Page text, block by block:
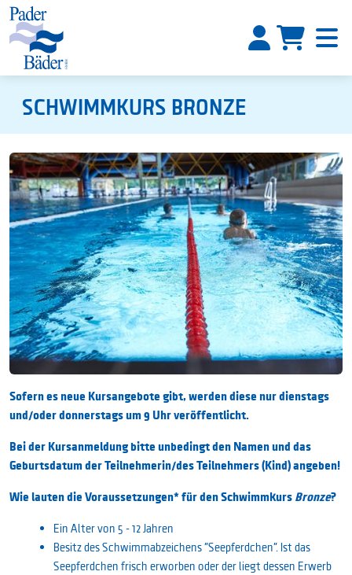
SCHWIMMKURS BRONZE
Sofern es neue Kursangebote gibt, werden diese nur dienstags
und/oder donnerstags um 9 Uhr veröffentlicht.
Bei der Kursanmeldung bitte unbedingt den Namen und das
Geburtsdatum der Teilnehmerin/des Teilnehmers (Kind) angeben!
Wie lauten die Voraussetzungen* für den SchwimmkursBronze?
Ein Alter von 5 - 12 Jahren
Besitz des Schwimmabzeichens "Seepferdchen". Ist das
Seepferdchen frisch erworben oder der liegt dessen Erwerb